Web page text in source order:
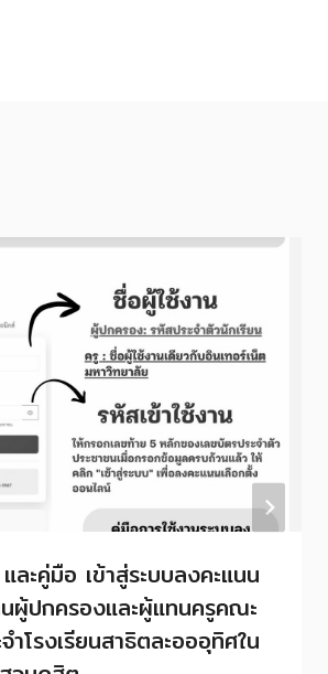
ละคู่มือ เข้าสู่ระบบลงคะแนน
ผู้ปกครองและผู้แทนครูคณะ
ำโรงเรียนสาธิตละอออุทิศใน